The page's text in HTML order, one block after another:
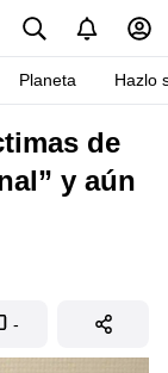
Planeta Hazlo
de
y aún
-